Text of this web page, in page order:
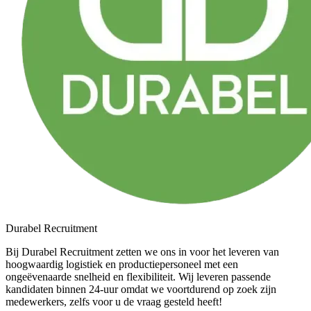
Durabel Recruitment
Bij Durabel Recruitment zetten we ons in voor het leveren van
hoogwaardig logistiek en productiepersoneel met een
ongeëvenaarde snelheid en flexibiliteit. Wij leveren passende
kandidaten binnen 24-uur omdat we voortdurend op zoek zijn
medewerkers, zelfs voor u de vraag gesteld heeft!